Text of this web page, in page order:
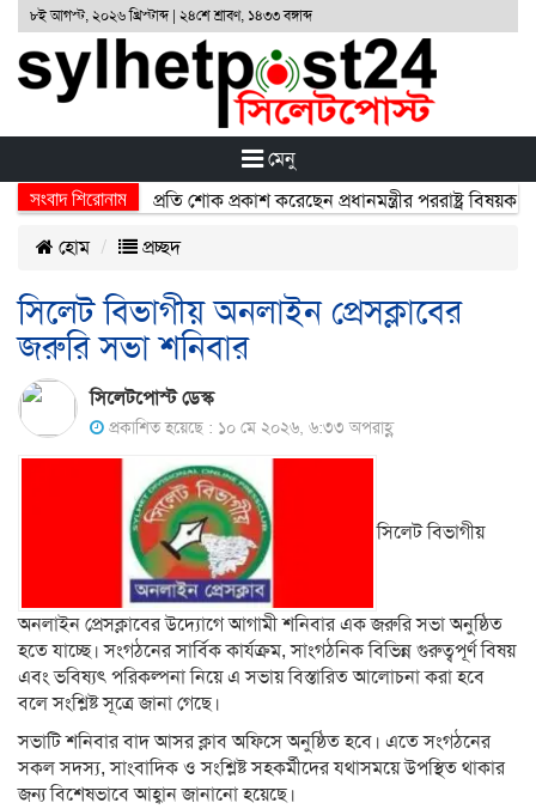
৮ই আগস্ট, ২০২৬ খ্রিস্টাব্দ | ২৪শে শ্রাবণ, ১৪৩৩ বঙ্গাব্দ
মেনু
সংবাদ শিরোনাম
নিহতদের প্রতি শোক প্রকাশ করেছেন প্রধানমন্ত্রীর পররাষ্ট্র বিষয়ক
হোম
প্রচ্ছদ
সিলেট বিভাগীয় অনলাইন প্রেসক্লাবের
জরুরি সভা শনিবার
সিলেটপোস্ট ডেস্ক
প্রকাশিত হয়েছে : ১০ মে ২০২৬, ৬:৩৩ অপরাহ্ণ
সিলেট বিভাগীয়
অনলাইন প্রেসক্লাবের উদ্যোগে আগামী শনিবার এক জরুরি সভা অনুষ্ঠিত
হতে যাচ্ছে। সংগঠনের সার্বিক কার্যক্রম, সাংগঠনিক বিভিন্ন গুরুত্বপূর্ণ বিষয়
এবং ভবিষ্যৎ পরিকল্পনা নিয়ে এ সভায় বিস্তারিত আলোচনা করা হবে
বলে সংশ্লিষ্ট সূত্রে জানা গেছে।
সভাটি শনিবার বাদ আসর ক্লাব অফিসে অনুষ্ঠিত হবে। এতে সংগঠনের
সকল সদস্য, সাংবাদিক ও সংশ্লিষ্ট সহকর্মীদের যথাসময়ে উপস্থিত থাকার
জন্য বিশেষভাবে আহ্বান জানানো হয়েছে।